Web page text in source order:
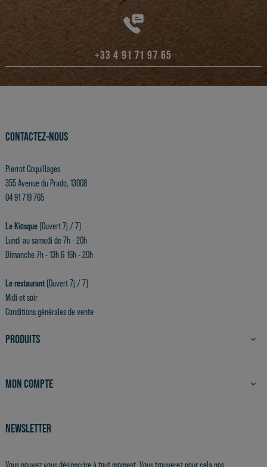
+33 4 91 71 97 65
CONTACTEZ-NOUS
Pierrot Coquillages
355 Avenue du Prado, 13008
04 91 719 765
Le Kiosque (Ouvert 7j / 7)
Lundi au samedi de 7h - 20h
Dimanche 7h - 13h & 16h - 20h
Le restaurant (Ouvert 7j / 7)
Midi et soir
Conditions générales de vente
PRODUITS 
MON COMPTE 
NEWSLETTER